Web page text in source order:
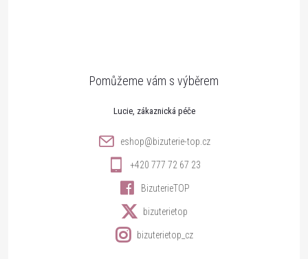
Lucie
eshop@bizuterie-top.cz
+420 777 72 67 23
BizuterieTOP
bizuterietop
bizuterietop_cz